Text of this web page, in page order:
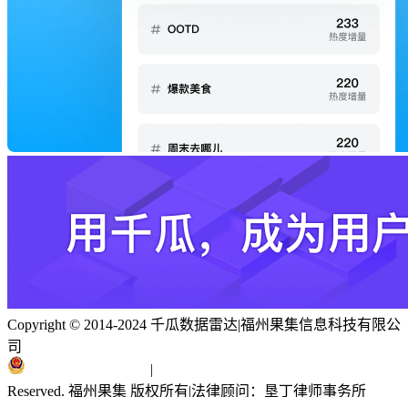
Copyright © 2014-2024 千瓜数据雷达|福州果集信息科技有限公
司
|
Reserved. 福州果集 版权所有|法律顾问：垦丁律师事务所